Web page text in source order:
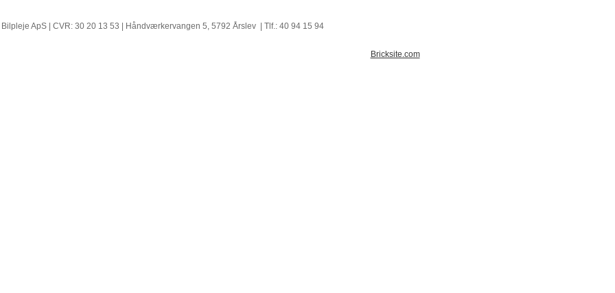
Bilpleje ApS | CVR: 30 20 13 53 | Håndværkervangen 5, 5792 Årslev | Tlf.: 40 94 15 94
Bricksite.com